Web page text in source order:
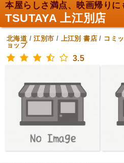
本屋らしさ満点、映画帰りに
TSUTAYA 上江別店
北海道 /江別市 / 上江別 書店 / コミ
ョップ
3.5